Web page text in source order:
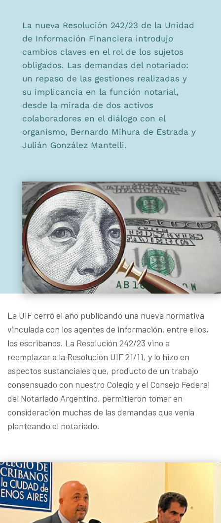
La nueva Resolución 242/23 de la Unidad
de Información Financiera introdujo
cambios claves en el rol de los sujetos
obligados. Las demandas del notariado:
un repaso de las gestiones realizadas y
su implicancia en la función notarial,
desde la mirada de dos activos
colaboradores en el diálogo con el
organismo, Bernardo Mihura de Estrada y
Julián González Mantelli.
La UIF cerró el año publicando una nueva normativa
vinculada con los agentes de información, entre ellos,
los escribanos. La Resolución 242/23 vino a
reemplazar a la Resolución UIF 21/11, y lo hizo en
aspectos sustanciales que, producto de un trabajo
consensuado con nuestro Colegio y el Consejo Federal
del Notariado Argentino, permitieron tomar en
consideración muchas de las demandas que venía
planteando el notariado.